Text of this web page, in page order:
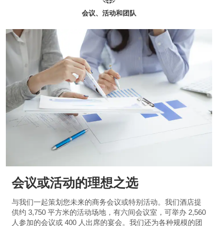
会议、活动和团队
会议或活动的理想之选
与我们一起策划您未来的商务会议或特别活动。我们酒店提
供约 3,750 平方米的活动场地，有六间会议室，可举办 2,560
人参加的会议或 400 人出席的宴会。我们还为各种规模的团